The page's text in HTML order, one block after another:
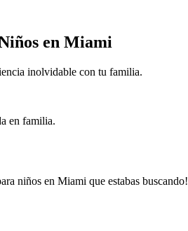
en Miami
inolvidable con tu familia.
en familia.
niños en Miami que estabas buscando!